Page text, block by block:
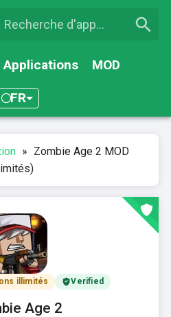
Applications MOD
FR
» Zombie Age 2 MOD
illimités Verified
Age 2